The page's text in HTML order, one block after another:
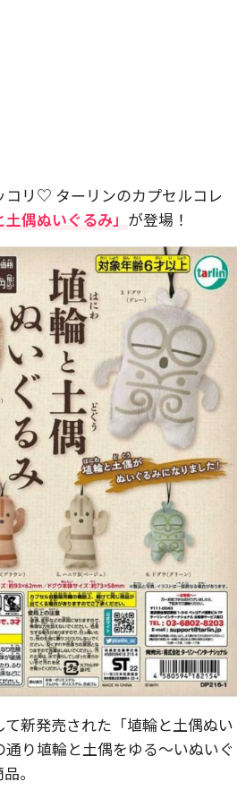
コリ♡ ターリンのカプセルコレ
土偶ぬいぐるみ」 が登場！
新発売された「埴輪と土偶ぬい
り埴輪と土偶をゆる〜いぬいぐ
。